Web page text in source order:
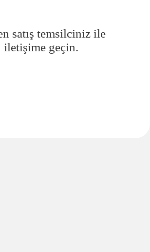
satış temsilciniz ile
iletişime geçin.